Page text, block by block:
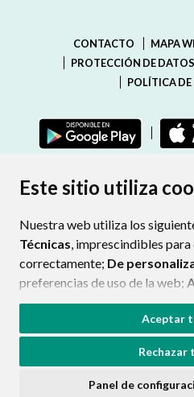
Este sitio utiliza
Nuestra web utiliza los
Técnicas, imprescindibles
correctamente; De
preferencias de uso de la web;
funcionamiento de la web y sus
Si acepta pulsando el botón
consideramos que acepta su
ninguna acción, se guardarán
Aceptar
Rechazar
Panel de
CONTACTO MAPA
PROTECCIÓN DE DATOS
POLÍTICA DE